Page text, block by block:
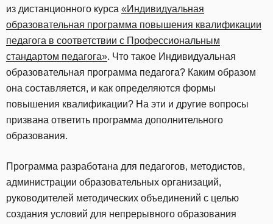
из дистанционного курса «Индивидуальная
образовательная программа повышения квалификации
педагога в соответствии с Профессиональным
стандартом педагога». Что такое Индивидуальная
образовательная программа педагога? Каким образом
она составляется, и как определяются формы
повышения квалификации? На эти и другие вопросы
призвана ответить программа дополнительного
образования.
Программа разработана для педагогов, методистов,
администрации образовательных организаций,
руководителей методических объединений с целью
создания условий для непрерывного образования